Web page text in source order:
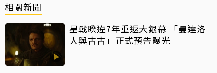
相關新聞
星戰睽違7年重返大銀幕 「曼達洛
人與古古」正式預告曝光